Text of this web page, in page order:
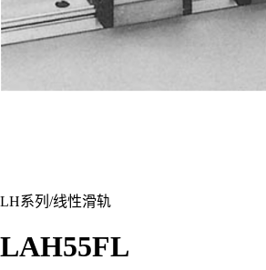
LH系列 /线性滑轨
LAH55FL